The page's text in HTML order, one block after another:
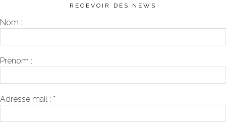
RECEVOIR DES NEWS
Nom :
Prénom :
Adresse mail : *